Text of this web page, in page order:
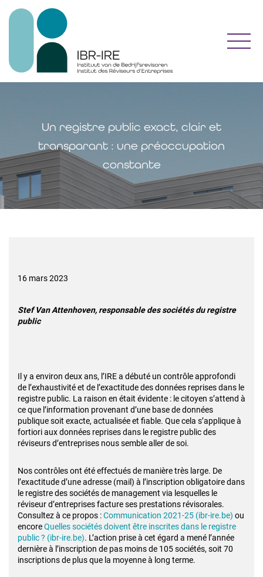
Un registre public exact, clair et
transparant : une préoccupation
constante
16 mars 2023
Stef Van Attenhoven, responsable des sociétés du registre
public
Il y a environ deux ans, l’IRE a débuté un contrôle approfondi
de l’exhaustivité et de l’exactitude des données reprises dans le
registre public. La raison en était évidente : le citoyen s’attend à
ce que l’information provenant d’une base de données
publique soit exacte, actualisée et fiable. Que cela s’applique à
fortiori aux données reprises dans le registre public des
réviseurs d’entreprises nous semble aller de soi.
Nos contrôles ont été effectués de manière très large. De
l’exactitude d’une adresse (mail) à l’inscription obligatoire dans
le registre des sociétés de management via lesquelles le
réviseur d’entreprises facture ses prestations révisorales.
Consultez à ce propos :Communication 2021-25 (ibr-ire.be) ou
encoreQuelles sociétés doivent être inscrites dans le registre
public ? (ibr-ire.be). L’action prise à cet égard a mené l’année
dernière à l’inscription de pas moins de 105 sociétés, soit 70
inscriptions de plus que la moyenne à long terme.